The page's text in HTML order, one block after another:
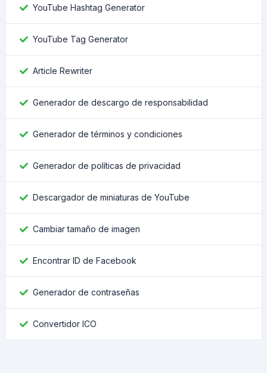
YouTube Hashtag Generator
YouTube Tag Generator
Article Rewriter
Generador de descargo de responsabilidad
Generador de términos y condiciones
Generador de políticas de privacidad
Descargador de miniaturas de YouTube
Cambiar tamaño de imagen
Encontrar ID de Facebook
Generador de contraseñas
Convertidor ICO